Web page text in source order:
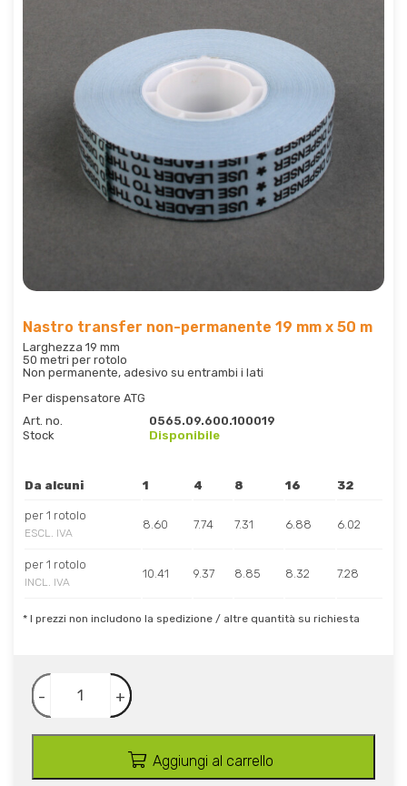
Nastro transfer non-permanente 19 mm x 50 m
Larghezza 19 mm
50 metri per rotolo
Non permanente, adesivo su entrambi i lati
Per dispensatore ATG
Art. no.
0565.09.600.100019
Stock
Disponibile
Da alcuni 1 4 8 16 32
per 1 rotolo
ESCL. IVA
8.60 7.74 7.31 6.88 6.02
per 1 rotolo
INCL. IVA
10.41 9.37 8.85 8.32 7.28
* I prezzi non includono la spedizione / altre quantità su richiesta
- +
Aggiungi al carrello